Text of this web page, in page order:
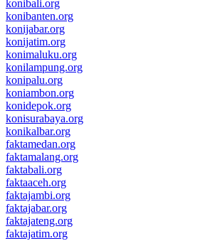
konibali.org
konibanten.org
konijabar.org
konijatim.org
konimaluku.org
konilampung.org
konipalu.org
koniambon.org
konidepok.org
konisurabaya.org
konikalbar.org
faktamedan.org
faktamalang.org
faktabali.org
faktaaceh.org
faktajambi.org
faktajabar.org
faktajateng.org
faktajatim.org